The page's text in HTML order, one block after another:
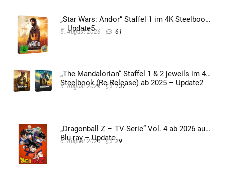
„Star Wars: Andor“ Staffel 1 im 4K Steelbook
– Update5
5. August 2026 61
„The Mandalorian“ Staffel 1 & 2 jeweils im 4K
Steelbook (Re-Release) ab 2025 – Update2
5. August 2026 137
„Dragonball Z – TV-Serie“ Vol. 4 ab 2026 auf
Blu-ray – Update
6. August 2026 29